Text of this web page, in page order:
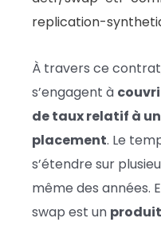
replication-
À travers ce
s’engagent à
de taux relatif à
placement. Le
s’étendre sur
même des années.
swap est un